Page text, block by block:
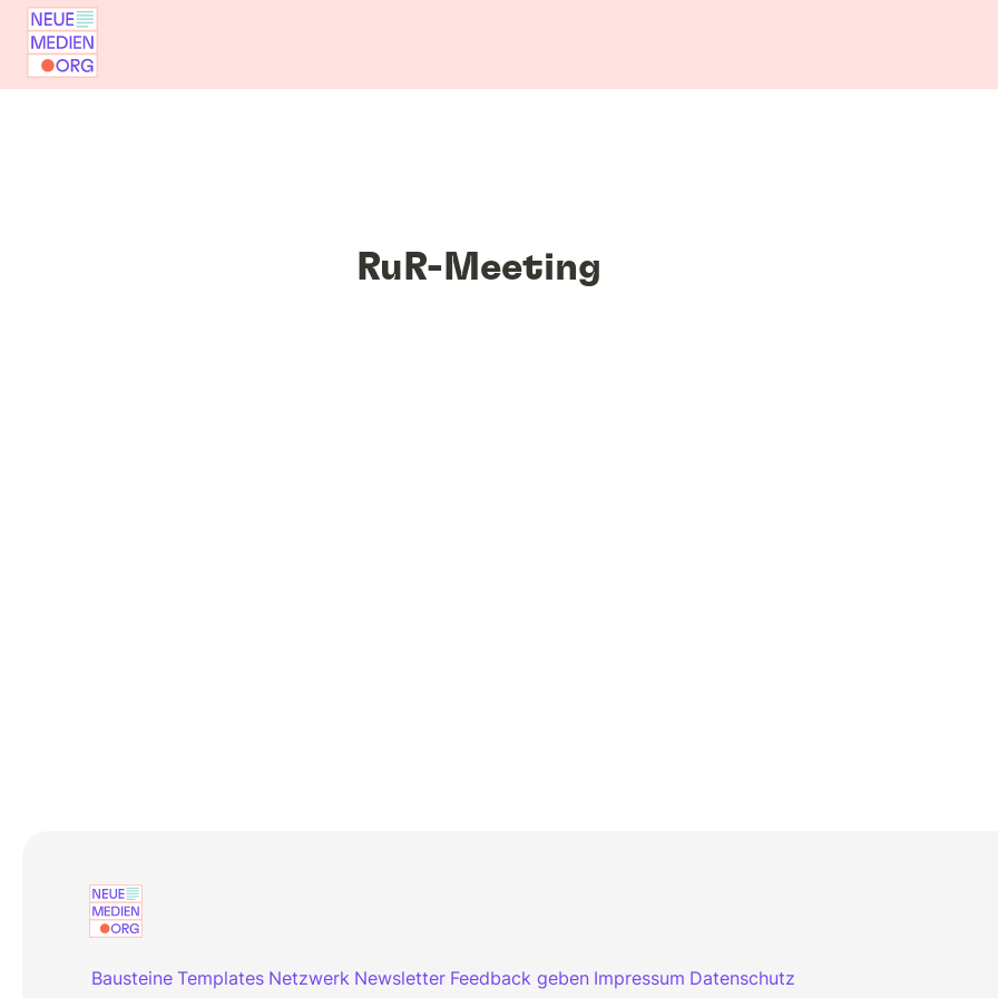
RuR-Meeting
Bausteine Templates Netzwerk Newsletter Feedback geben Impressum Datenschutz